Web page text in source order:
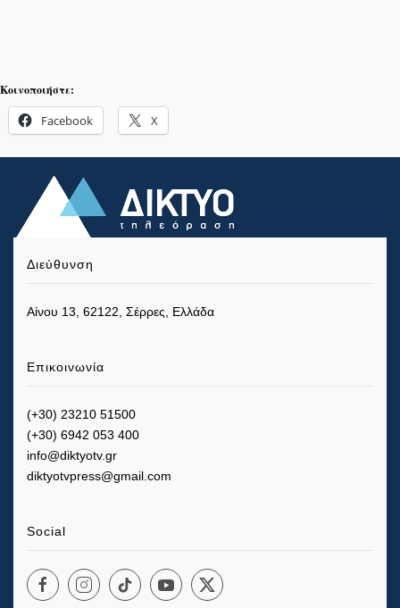
Κοινοποιήστε:
Facebook X
Διεύθυνση
Αίνου 13, 62122, Σέρρες, Ελλάδα
Επικοινωνία
(+30) 23210 51500
(+30) 6942 053 400
info@diktyotv.gr
diktyotvpress@gmail.com
Social